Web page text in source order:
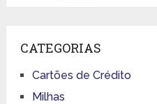
CATEGORIAS
Cartões de Crédito
Milhas